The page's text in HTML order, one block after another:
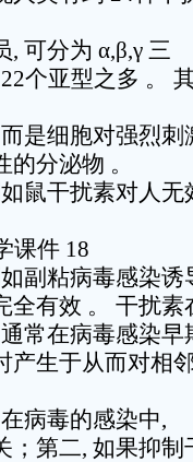
可分为 α,β,γ 三
个亚型之多 。
是细胞对强烈刺
分泌物 。
鼠干扰素对人无
课件 18
副粘病毒感染诱
全有效 。 干扰素
常在病毒感染早
产生于从而对相
病毒的感染中,
；第二, 如果抑制